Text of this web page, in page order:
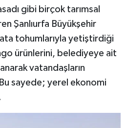
gibi birçok tarımsal
Şanlıurfa Büyükşehir
tohumlarıyla yetiştirdiği
ürünlerini, belediyeye ait
vatandaşların
sayede; yerel ekonomi